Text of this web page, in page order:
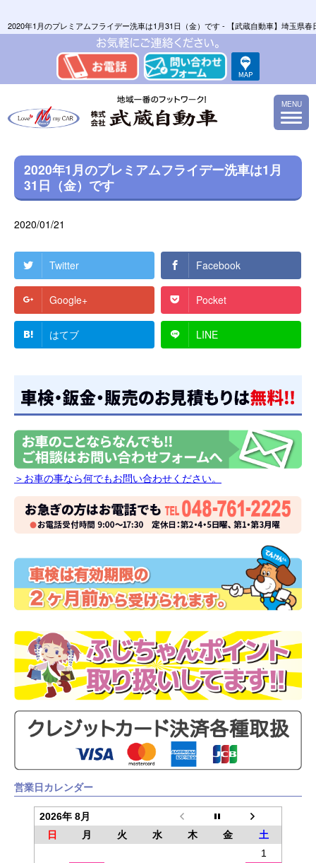
2020年1月のプレミアムフライデー洗車は1月31日（金）です - 【武蔵自動車】埼玉県
MENU
2020年1月のプレミアムフライデー洗車は1月
31日（金）です
2020/01/21
Twitter Facebook
Google+ Pocket
はてブ LINE
＞お車の事なら何でもお問い合わせください。
営業日カレンダー
2026年 8月
日
月 火 水 木 金
土
1